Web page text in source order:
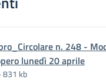
n. 248 -
lunedì 20 aprile
831 kb